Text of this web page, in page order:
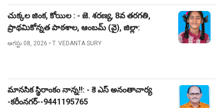
చుక్కల జింక, కోయిల : - జె. శరణ్య, 8వ తరగతి,
ప్రాథమికోన్నత పాఠశాల, ఆంబమ్ (వై), జిల్లా:
నిజామాబాద్.
ఆగస్టు 08, 2026 • T. VEDANTA SURY
మానసిక స్థిరాంకం నాన్న!!: - కె ఎస్ అనంతాచార్య
-కరీంనగర్--9441195765